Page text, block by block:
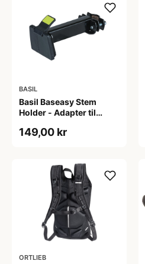
BASIL
Basil Baseasy Stem
Holder - Adapter til
149,00 kr
ORTLIEB